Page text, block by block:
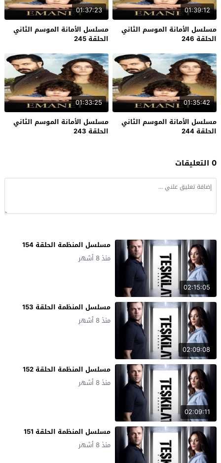
01:39:12
مسلسل الأمانة الموسم الثاني
الحلقة 246
01:37:23
مسلسل الأمانة الموسم الثاني
الحلقة 245
01:35:42
مسلسل الأمانة الموسم الثاني
الحلقة 244
01:33:25
مسلسل الأمانة الموسم الثاني
الحلقة 243
0 التعليقات
02:15:05
مسلسل المنظمة الحلقة 154
منذ 8 أشهر
02:09:08
مسلسل المنظمة الحلقة 153
منذ 8 أشهر
02:09:11
مسلسل المنظمة الحلقة 152
منذ 8 أشهر
مسلسل المنظمة الحلقة 151
منذ 8 أشهر